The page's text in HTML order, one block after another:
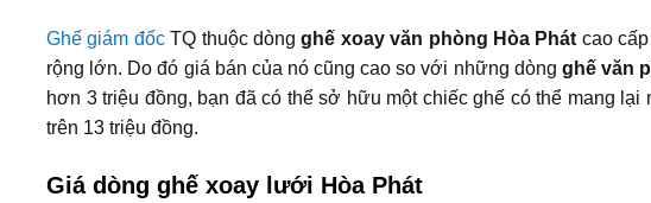
Ghế giám đốcTQ thuộc dòngghế xoay văn phòng Hòa Phát cao
rộng lớn. Do đó giá bán của nó cũng cao so với những dòng ghế văn
hơn 3 triệu đồng, bạn đã có thể sở hữu một chiếc ghế có thể mang
trên 13 triệu đồng.
Giá dòng ghế xoay lưới Hòa Phát